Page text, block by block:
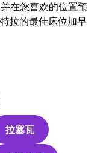
在您喜欢的位置预
拉的最佳床位加早
拉塞瓦